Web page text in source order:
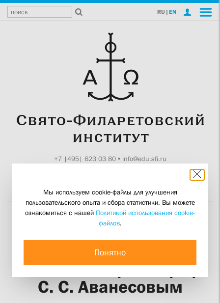
RU | EN
+7 |495| 623 03 80• info@edu.sfi.ru
Интервью с участником
Поместного Собора от
Томской епархии проф.
С. С. Аванесовым
Мы используем cookie-файлы для улучшения
пользовательского опыта и сбора статистики. Вы можете
ознакомиться с нашей Политикой использования cookie-
файлов.
Понятно